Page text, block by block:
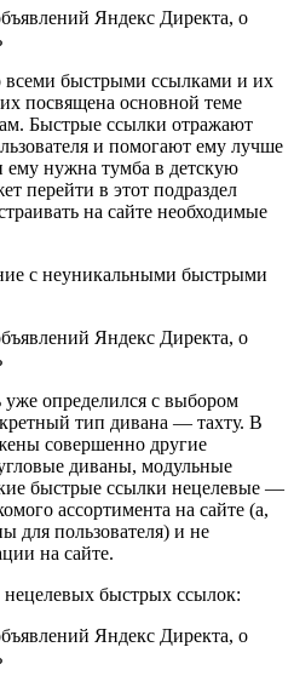
всеми быстрыми ссылками и их
посвящена основной теме
Быстрые ссылки отражают
и помогают ему лучше
ему нужна тумба в детскую
перейти в этот подраздел
на сайте необходимые
с неуникальными быстрыми
определился с выбором
тип дивана — тахту. В
совершенно другие
диваны, модульные
быстрые ссылки нецелевые —
ассортимента на сайте (а,
для пользователя) и не
на сайте.
быстрых ссылок: